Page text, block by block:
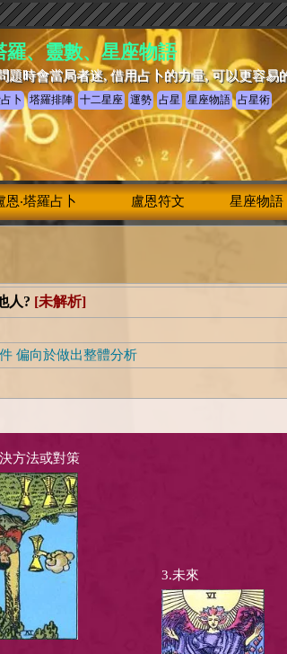
、靈數、星座物語
題時會當局者迷, 借用占卜的力量, 可以更容易
卜 塔羅排陣 十二星座 運勢 占星 星座物語 占星術
恩‧塔羅占卜 盧恩符文 星座物語
人? [未解析]
偏向於做出整體分析
3.未來
方法或對策